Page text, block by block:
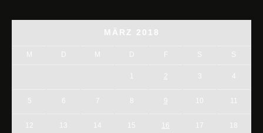
MÄRZ 2018
M D M D F S S
1 2 3
5 6 7 8 9 10 11
12 13 14 15 16 17 18